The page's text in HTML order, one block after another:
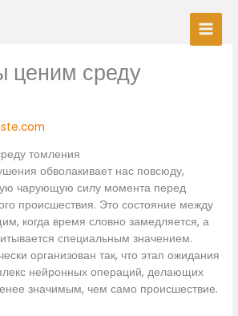
ценим среду
томления
обволакивает нас повсюду,
чарующую силу момента перед
происшествия. Это состояние между
когда время словно замедляется, а
специальным значением.
организован так, что этап ожидания
нейронных операций, делающих
значимым, чем само происшествие.